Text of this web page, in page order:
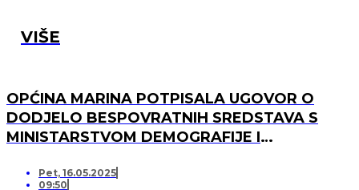
VIŠE
OPĆINA MARINA POTPISALA UGOVOR O
DODJELO BESPOVRATNIH SREDSTAVA S
MINISTARSTVOM DEMOGRAFIJE I
OPREMANJA DJEČJEG IGRALIŠTA U DV
Pet, 16.05.2025
09:50